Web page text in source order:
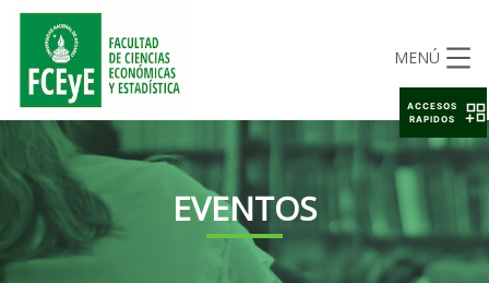
MENÚ
EVENTOS
ACCESOS
RAPIDOS